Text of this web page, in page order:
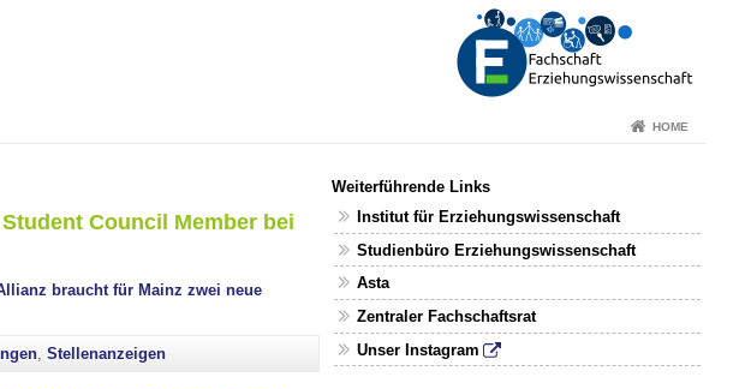
HOME
Council Member bei
braucht für Mainz zwei neue
,Stellenanzeigen
Weiterführende Links
Institut für Erziehungswissenschaft
Studienbüro Erziehungswissenschaft
Asta
Zentraler Fachschaftsrat
Unser Instagram